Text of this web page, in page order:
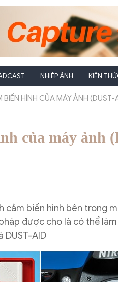
NHIẾP ẢNH KIẾN
BIẾN HÌNH CỦA MÁY ẢNH (DUST-
của máy ảnh
biến hình bên trong
được cho là có thể
DUST-AID